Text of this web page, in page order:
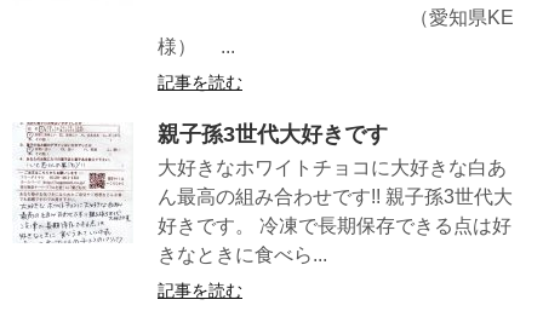
（愛知県KE
様） ...
記事を読む
親子孫3世代大好きです
大好きなホワイトチョコに大好きな白あ
ん最高の組み合わせです!! 親子孫3世代大
好きです。 冷凍で長期保存できる点は好
きなときに食べら...
記事を読む